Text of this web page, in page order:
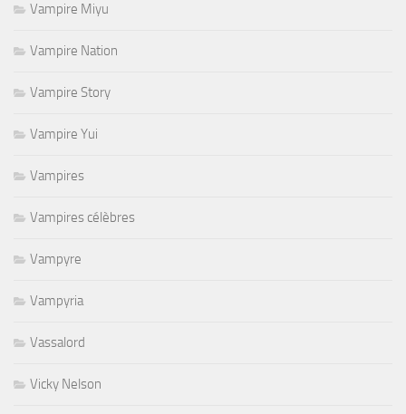
Vampire Miyu
Vampire Nation
Vampire Story
Vampire Yui
Vampires
Vampires célèbres
Vampyre
Vampyria
Vassalord
Vicky Nelson